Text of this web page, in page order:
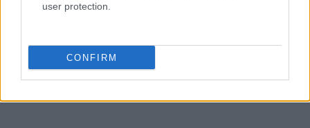
user protection.
CONFIRM